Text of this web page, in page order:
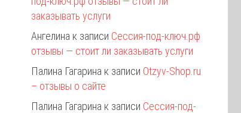
заказывать услуги
Ангелина к записи Сессия-под-ключ.рф
отзывы — стоит ли заказывать услуги
Палина Гагарина к записи Otzyv-Shop.ru
– отзывы о сайте
Палина Гагарина к записи Сессия-под-